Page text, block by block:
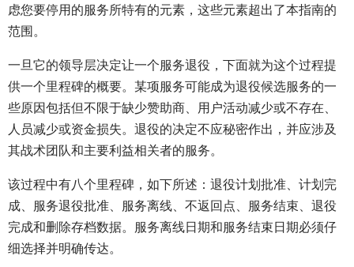
虑您要停用的服务所特有的元素，这些元素超出了本指南的
范围。
一旦它的领导层决定让一个服务退役，下面就为这个过程提
供一个里程碑的概要。某项服务可能成为退役候选服务的一
些原因包括但不限于缺少赞助商、用户活动减少或不存在、
人员减少或资金损失。退役的决定不应秘密作出，并应涉及
其战术团队和主要利益相关者的服务。
该过程中有八个里程碑，如下所述：退役计划批准、计划完
成、服务退役批准、服务离线、不返回点、服务结束、退役
完成和删除存档数据。服务离线日期和服务结束日期必须仔
细选择并明确传达。